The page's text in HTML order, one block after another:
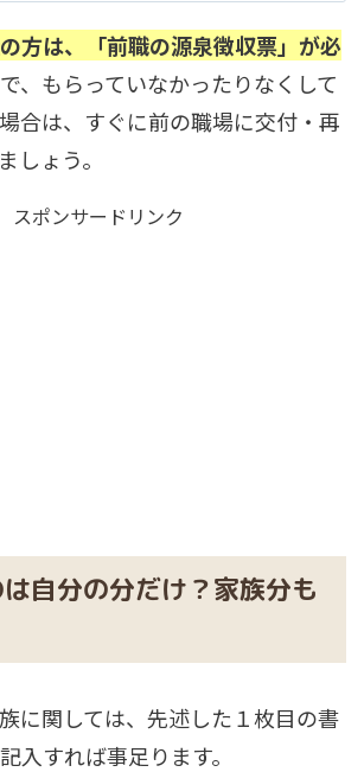
方は、「前職の源泉徴収票」が必
、もらっていなかったりなくして
合は、すぐに前の職場に交付・再
しょう。
スポンサードリンク
自分の分だけ？家族分も
に関しては、先述した１枚目の書
入すれば事足ります。